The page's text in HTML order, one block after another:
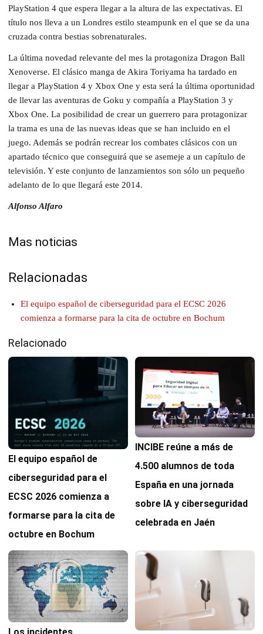
PlayStation 4 que espera llegar a la altura de las expectativas. El
título nos lleva a un Londres estilo steampunk en el que se da una
cruzada contra bestias sobrenaturales.
La última novedad relevante del mes la protagoniza Dragon Ball
Xenoverse. El clásico manga de Akira Toriyama ha tardado en
llegar a PlayStation 4 y Xbox One y esta será la última oportunidad
de llevar las aventuras de Goku y compañía a PlayStation 3 y
Xbox One. La posibilidad de crear un guerrero para protagonizar
la trama es una de las nuevas ideas que se han incluido en el
juego. Además se podrán recrear los combates clásicos con un
apartado técnico que conseguirá que se asemeje a un capítulo de
televisión. Y este conjunto de lanzamientos son sólo un pequeño
adelanto de lo que llegará este 2014.
Alfonso Alfaro
Mas noticias
Relacionadas
El equipo español de ciberseguridad para el ECSC 2026
comienza a formarse para la cita de octubre en Bochum
Relacionado
El equipo español de
ciberseguridad para el
ECSC 2026 comienza a
formarse para la cita de
octubre en Bochum
INCIBE reúne a más de
4.500 alumnos de toda
España en una jornada
sobre IA y ciberseguridad
celebrada en Jaén